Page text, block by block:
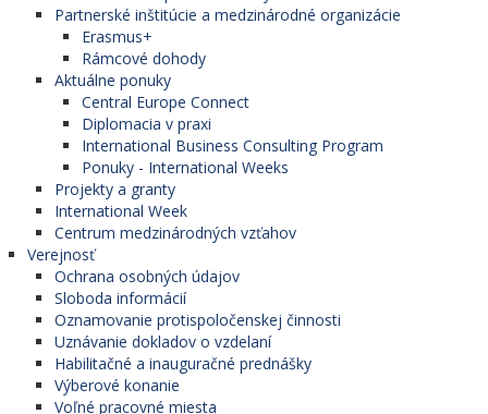
Partnerské inštitúcie a medzinárodné organizácie
Erasmus+
Rámcové dohody
Aktuálne ponuky
Central Europe Connect
Diplomacia v praxi
International Business Consulting Program
Ponuky - International Weeks
Projekty a granty
International Week
Centrum medzinárodných vzťahov
Verejnosť
Ochrana osobných údajov
Sloboda informácií
Oznamovanie protispoločenskej činnosti
Uznávanie dokladov o vzdelaní
Habilitačné a inauguračné prednášky
Výberové konanie
Voľné pracovné miesta